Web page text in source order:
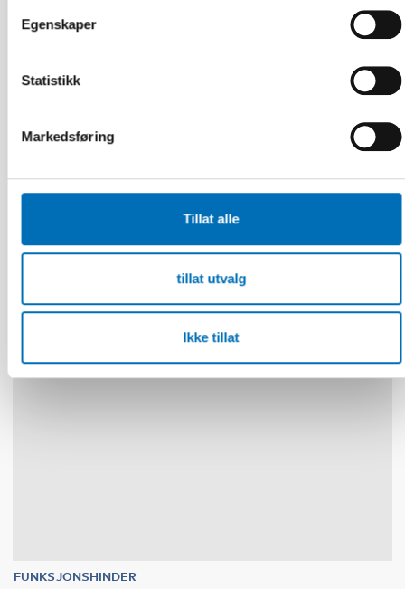
Egenskaper
Statistikk
Markedsføring
Tillat alle
tillat utvalg
Ikke tillat
FOLKEHELSE
5 feb 2024
alcohol and substance use problems in the
FUNKSJONSHINDER